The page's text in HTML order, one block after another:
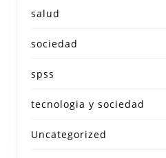
salud
sociedad
spss
tecnologia y sociedad
Uncategorized